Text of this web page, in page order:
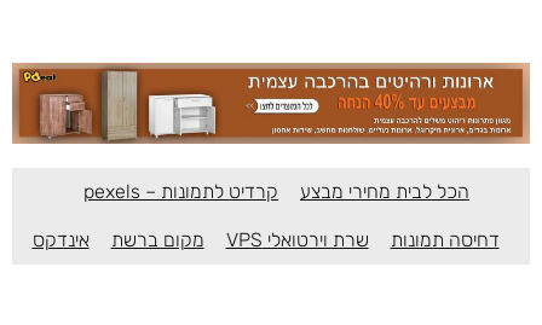
הכל לבית מחירי מבצע קרדיט לתמונות – pexels
דחיסה תמונות שרת וירטואלי VPS מקום ברשת אינדקס